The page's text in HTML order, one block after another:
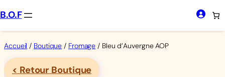
Aller
au
contenu
B.O.F
Accueil / Boutique / Fromage / Bleu d’Auvergne AOP
< Retour Boutique